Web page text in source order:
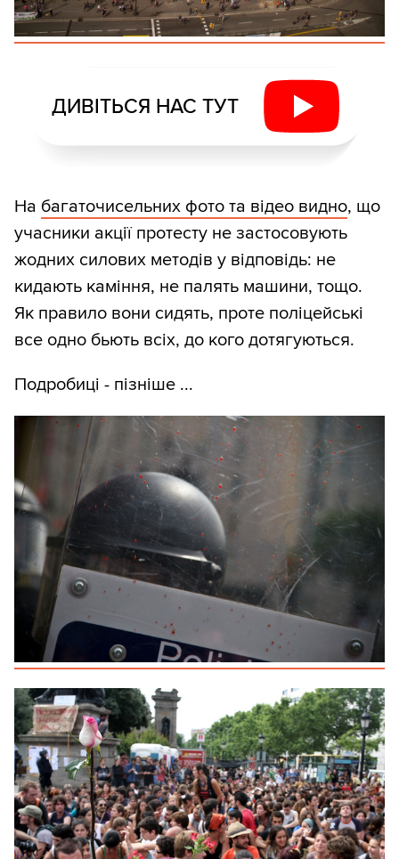
ДИВІТЬСЯ НАС ТУТ
На багаточисельних фото та відео видно, що
учасники акції протесту не застосовують
жодних силових методів у відповідь: не
кидають каміння, не палять машини, тощо.
Як правило вони сидять, проте поліцейські
все одно бьють всіх, до кого дотягуються.
Подробиці - пізніше ...